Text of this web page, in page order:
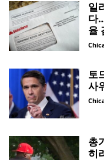
일
다
율
토
사
총
히